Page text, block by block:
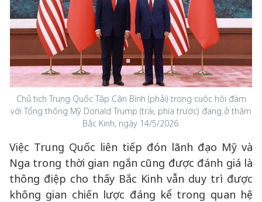
Chủ tịch Trung Quốc Tập Cận Bình (phải) trong cuộc hội đàm
với Tổng thống Mỹ Donald Trump (trái, phía trước) đang ở thăm
Bắc Kinh, ngày 14/5/2026.
Việc Trung Quốc liên tiếp đón lãnh đạo Mỹ và
Nga trong thời gian ngắn cũng được đánh giá là
thông điệp cho thấy Bắc Kinh vẫn duy trì được
không gian chiến lược đáng kể trong quan hệ